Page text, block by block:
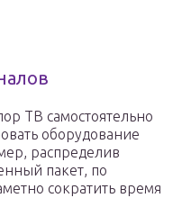
ТВ самостоятельно
оборудование
распределив
пакет, по
сократить время